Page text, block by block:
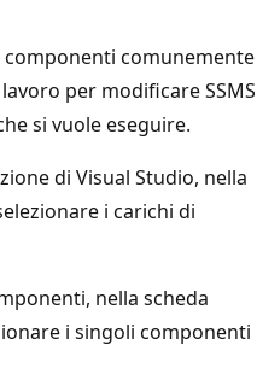
comunemente
per modificare SSMS
si vuole eseguire.
di Visual Studio, nella
i carichi di
nella scheda
i singoli componenti